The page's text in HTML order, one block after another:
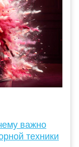
важно
техники